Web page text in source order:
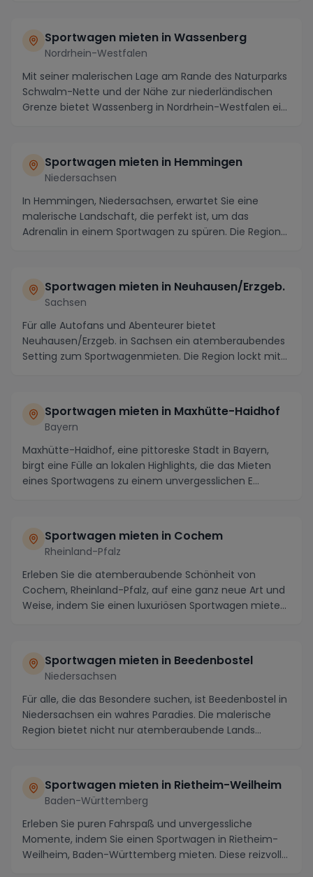
Sportwagen mieten in Wassenberg
Nordrhein-Westfalen
Mit seiner malerischen Lage am Rande des Naturparks
Schwalm-Nette und der Nähe zur niederländischen
Grenze bietet Wassenberg in Nordrhein-Westfalen ei...
Sportwagen mieten in Hemmingen
Niedersachsen
In Hemmingen, Niedersachsen, erwartet Sie eine
malerische Landschaft, die perfekt ist, um das
Adrenalin in einem Sportwagen zu spüren. Die Region
Sportwagen mieten in Neuhausen/Erzgeb.
Sachsen
Für alle Autofans und Abenteurer bietet
Neuhausen/Erzgeb. in Sachsen ein atemberaubendes
Setting zum Sportwagenmieten. Die Region lockt mit
Sportwagen mieten in Maxhütte-Haidhof
Bayern
Maxhütte-Haidhof, eine pittoreske Stadt in Bayern,
birgt eine Fülle an lokalen Highlights, die das Mieten
eines Sportwagens zu einem unvergesslichen E...
Sportwagen mieten in Cochem
Rheinland-Pfalz
Erleben Sie die atemberaubende Schönheit von
Cochem, Rheinland-Pfalz, auf eine ganz neue Art und
Weise, indem Sie einen luxuriösen Sportwagen mieten
Sportwagen mieten in Beedenbostel
Niedersachsen
Für alle, die das Besondere suchen, ist Beedenbostel in
Niedersachsen ein wahres Paradies. Die malerische
Region bietet nicht nur atemberaubende Lands...
Sportwagen mieten in Rietheim-Weilheim
Baden-Württemberg
Erleben Sie puren Fahrspaß und unvergessliche
Momente, indem Sie einen Sportwagen in Rietheim-
Weilheim, Baden-Württemberg mieten. Diese reizvolle